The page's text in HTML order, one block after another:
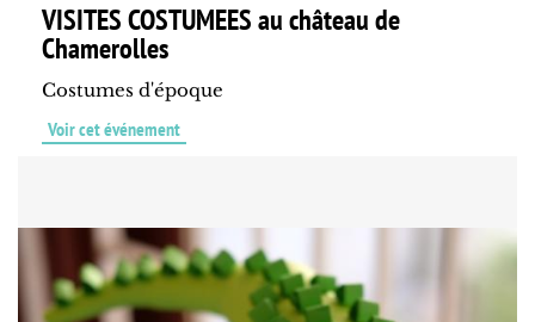
VISITES COSTUMEES au château de
Chamerolles
Costumes d'époque
Voir cet événement